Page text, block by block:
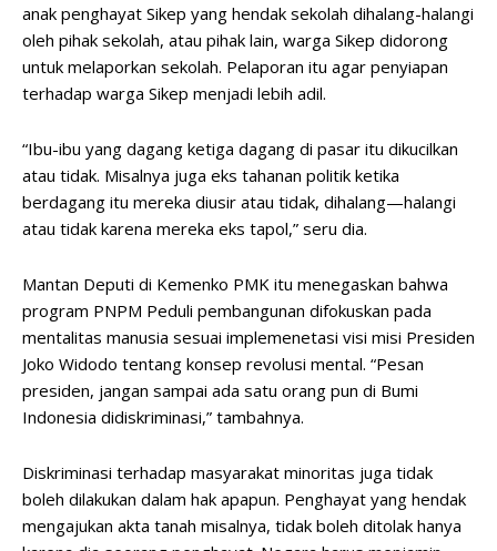
anak penghayat Sikep yang hendak sekolah dihalang-halangi
oleh pihak sekolah, atau pihak lain, warga Sikep didorong
untuk melaporkan sekolah. Pelaporan itu agar penyiapan
terhadap warga Sikep menjadi lebih adil.
“Ibu-ibu yang dagang ketiga dagang di pasar itu dikucilkan
atau tidak. Misalnya juga eks tahanan politik ketika
berdagang itu mereka diusir atau tidak, dihalang—halangi
atau tidak karena mereka eks tapol,” seru dia.
Mantan Deputi di Kemenko PMK itu menegaskan bahwa
program PNPM Peduli pembangunan difokuskan pada
mentalitas manusia sesuai implemenetasi visi misi Presiden
Joko Widodo tentang konsep revolusi mental. “Pesan
presiden, jangan sampai ada satu orang pun di Bumi
Indonesia didiskriminasi,” tambahnya.
Diskriminasi terhadap masyarakat minoritas juga tidak
boleh dilakukan dalam hak apapun. Penghayat yang hendak
mengajukan akta tanah misalnya, tidak boleh ditolak hanya